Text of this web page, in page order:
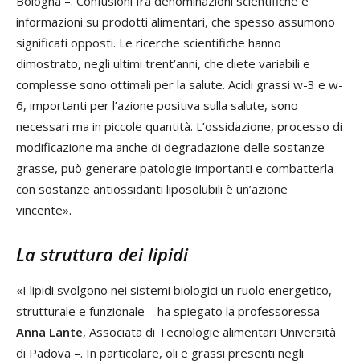
informazioni su prodotti alimentari, che spesso assumono
significati opposti. Le ricerche scientifiche hanno
dimostrato, negli ultimi trent’anni, che diete variabili e
complesse sono ottimali per la salute. Acidi grassi w-3 e w-
6, importanti per l’azione positiva sulla salute, sono
necessari ma in piccole quantità. L’ossidazione, processo di
modificazione ma anche di degradazione delle sostanze
grasse, può generare patologie importanti e combatterla
con sostanze antiossidanti liposolubili è un’azione
vincente».
La struttura dei lipidi
«I lipidi svolgono nei sistemi biologici un ruolo energetico,
strutturale e funzionale – ha spiegato la professoressa
Anna Lante, Associata di Tecnologie alimentari Università
di Padova –. In particolare, oli e grassi presenti negli